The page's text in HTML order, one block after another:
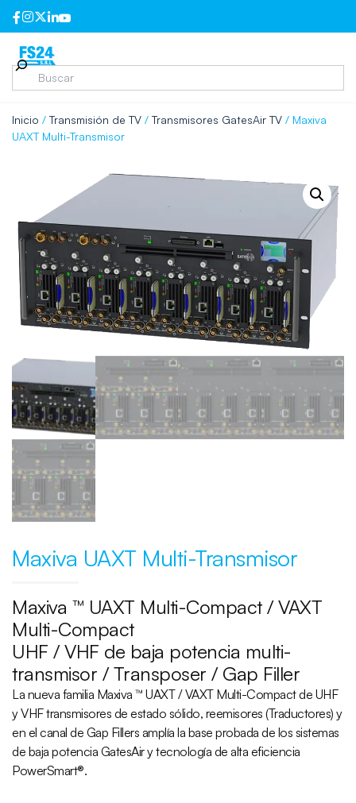
Inicio / Transmisión de TV / Transmisores GatesAir TV / Maxiva
UAXT Multi-Transmisor
Maxiva UAXT Multi-Transmisor
Maxiva ™ UAXT Multi-Compact / VAXT
Multi-Compact
UHF / VHF de baja potencia multi-
transmisor / Transposer / Gap Filler
La nueva familia Maxiva ™ UAXT / VAXT Multi-Compact de UHF
y VHF transmisores de estado sólido, reemisores (Traductores) y
en el canal de Gap Fillers amplía la base probada de los sistemas
de baja potencia GatesAir y tecnología de alta eficiencia
PowerSmart®.